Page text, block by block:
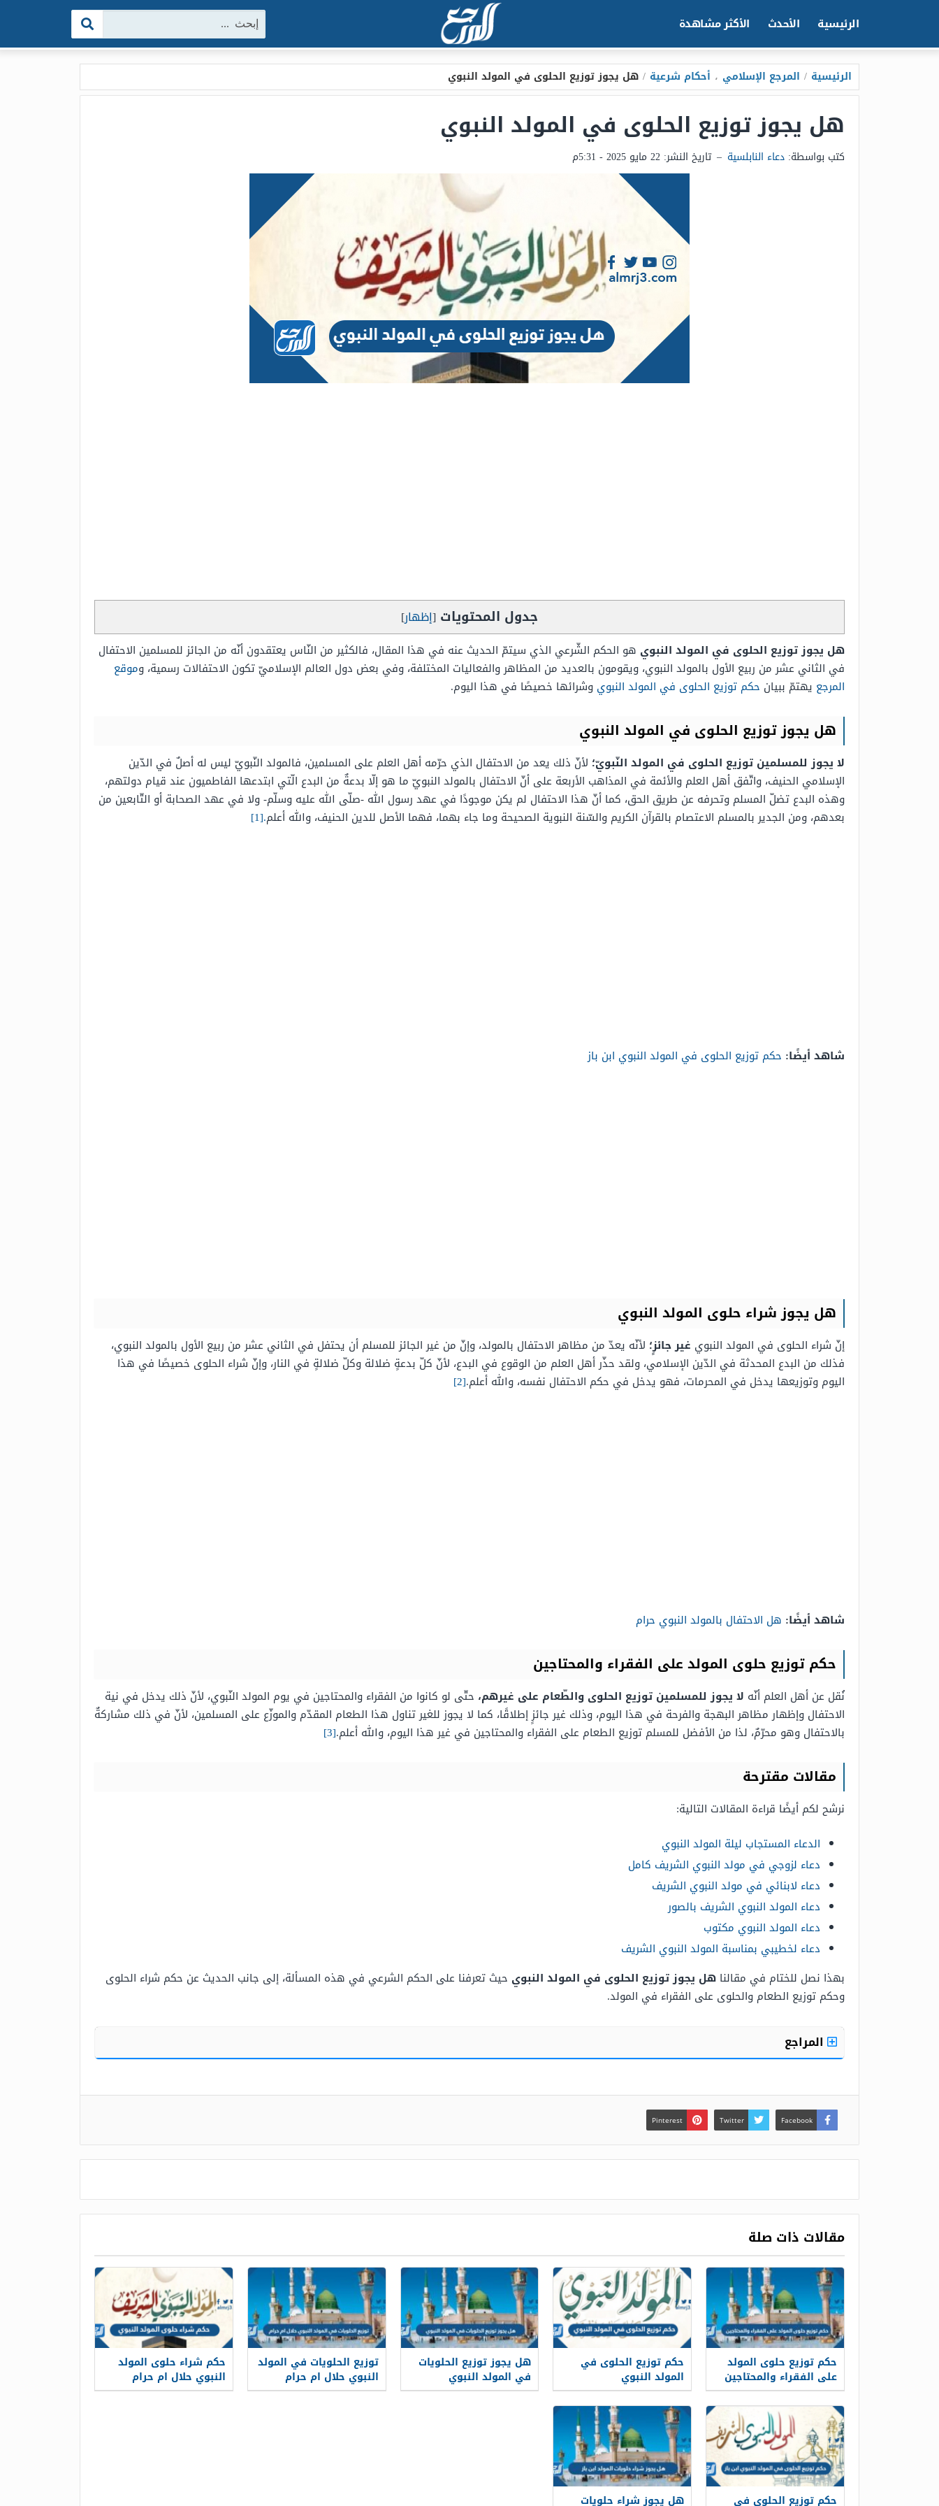
الرئيسية الأحدث الأكثر مشاهدة البحث:
الرئيسية / المرجع الإسلامي ، أحكام شرعية / هل يجوز توزيع الحلوى في المولد النبوي
هل يجوز توزيع الحلوى في المولد النبوي
كتب بواسطة: دعاء النابلسية – تاريخ النشر: 22 مايو 2025 - 5:31م
جدول المحتويات [إظهار]
هل يجوز توزيع الحلوى في المولد النبوي هو الحكم الشّرعي الذي سيتمّ الحديث عنه في هذا المقال، فالكثير من النّاس يعتقدون أنّه من الجائز للمسلمين الاحتفال
في الثاني عشر من ربيع الأول بالمولد النبوي، ويقومون بالعديد من المظاهر والفعاليات المختلفة، وفي بعض دول العالم الإسلاميّ تكون الاحتفالات رسمية، وموقع
المرجع يهتمّ ببيان حكم توزيع الحلوى في المولد النبوي وشرائها خصيصًا في هذا اليوم.
هل يجوز توزيع الحلوى في المولد النبوي
لا يجوز للمسلمين توزيع الحلوى في المولد النّبويّ؛ لأنّ ذلك يعد من الاحتفال الذي حرّمه أهل العلم على المسلمين، فالمولد النّبويّ ليس له أصلٌ في الدّين
الإسلامي الحنيف، واتّفق أهل العلم والأئمة في المذاهب الأربعة على أنّ الاحتفال بالمولد النبويّ ما هو إلّا بدعةٌ من البدع الّتي ابتدعها الفاطميون عند قيام دولتهم،
وهذه البدع تضلّ المسلم وتحرفه عن طريق الحق، كما أنّ هذا الاحتفال لم يكن موجودًا في عهد رسول الله -صلّى الله عليه وسلّم- ولا في عهد الصحابة أو التّابعين من
بعدهم، ومن الجدير بالمسلم الاعتصام بالقرآن الكريم والسّنة النبوية الصحيحة وما جاء بهما، فهما الأصل للدين الحنيف، والله أعلم.[1]
شاهد أيضًا: حكم توزيع الحلوى في المولد النبوي ابن باز
هل يجوز شراء حلوى المولد النبوي
إنّ شراء الحلوى في المولد النبوي غير جائزٍ؛ لأنّه يعدّ من مظاهر الاحتفال بالمولد، وإنّ من غير الجائز للمسلم أن يحتفل في الثاني عشر من ربيع الأول بالمولد النبوي،
فذلك من البدع المحدثة في الدّين الإسلامي، ولقد حذّر أهل العلم من الوقوع في البدع، لأنّ كلّ بدعةٍ ضلالة وكلّ ضلالةٍ في النار، وإنّ شراء الحلوى خصيصًا في هذا
اليوم وتوزيعها يدخل في المحرمات، فهو يدخل في حكم الاحتفال نفسه، والله أعلم.[2]
شاهد أيضًا: هل الاحتفال بالمولد النبوي حرام
حكم توزيع حلوى المولد على الفقراء والمحتاجين
نُقل عن أهل العلم أنّه لا يجوز للمسلمين توزيع الحلوى والطّعام على غيرهم، حتّى لو كانوا من الفقراء والمحتاجين في يوم المولد النّبوي، لأنّ ذلك يدخل في نية
الاحتفال وإظهار مظاهر البهجة والفرحة في هذا اليوم، وذلك غير جائزٍ إطلاقًا، كما لا يجوز للغير تناول هذا الطعام المقدّم والموزّع على المسلمين، لأنّ في ذلك مشاركةٌ
بالاحتفال وهو محرّمٌ، لذا من الأفضل للمسلم توزيع الطعام على الفقراء والمحتاجين في غير هذا اليوم، والله أعلم.[3]
مقالات مقترحة
نرشح لكم أيضًا قراءة المقالات التالية:
الدعاء المستجاب ليلة المولد النبوي
دعاء لزوجي في مولد النبوي الشريف كامل
دعاء لابنائي في مولد النبوي الشريف
دعاء المولد النبوي الشريف بالصور
دعاء المولد النبوي مكتوب
دعاء لخطيبي بمناسبة المولد النبوي الشريف
بهذا نصل للختام في مقالنا هل يجوز توزيع الحلوى في المولد النبوي حيث تعرفنا على الحكم الشرعي في هذه المسألة، إلى جانب الحديث عن حكم شراء الحلوى
وحكم توزيع الطعام والحلوى على الفقراء في المولد.
المراجع
Facebook
Twitter
Pinterest
مقالات ذات صلة
حكم توزيع حلوى المولد
على الفقراء والمحتاجين
حكم توزيع الحلوى في
المولد النبوي
هل يجوز توزيع الحلويات
في المولد النبوي
توزيع الحلويات في المولد
النبوي حلال ام حرام
حكم شراء حلوى المولد
النبوي حلال ام حرام
حكم توزيع الحلوى في هل يجوز شراء حلويات